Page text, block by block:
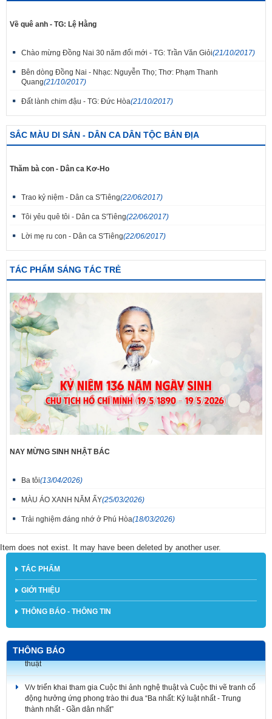
Về quê anh - TG: Lệ Hằng
Chào mừng Đồng Nai 30 năm đổi mới - TG: Trần Văn Giỏi(21/10/2017)
Bên dòng Đồng Nai - Nhạc: Nguyễn Thọ; Thơ: Phạm Thanh
Quang(21/10/2017)
Đất lành chim đậu - TG: Đức Hòa(21/10/2017)
SẮC MÀU DI SẢN - DÂN CA DÂN TỘC BẢN ĐỊA
Thăm bà con - Dân ca Kơ-Ho
Trao kỷ niệm - Dân ca S'Tiêng(22/06/2017)
Tôi yêu quê tôi - Dân ca S'Tiêng(22/06/2017)
Lời mẹ ru con - Dân ca S'Tiêng(22/06/2017)
TÁC PHẨM SÁNG TÁC TRẺ
NAY MỪNG SINH NHẬT BÁC
Ba tôi(13/04/2026)
MÀU ÁO XANH NĂM ẤY(25/03/2026)
Trải nghiệm đáng nhớ ở Phú Hòa(18/03/2026)
Item does not exist. It may have been deleted by another user.
TÁC PHẨM
GIỚI THIỆU
THÔNG BÁO - THÔNG TIN
THÔNG BÁO
V/v triển khai tham gia Cuộc thi ảnh nghệ thuật và Cuộc thi vẽ tranh cổ
thành nhất - Gần dân nhất”
V/v gia hạn thời gian nhận tác phẩm tham dự Cuộc thi và Triển lãm Mỹ